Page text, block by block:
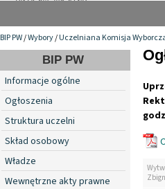
BIP PW/Wybory/Uczelniana Komisja
BIP PW
Informacje ogólne
Ogłoszenia
Struktura uczelni
Skład osobowy
Władze
Wewnętrzne akty prawne